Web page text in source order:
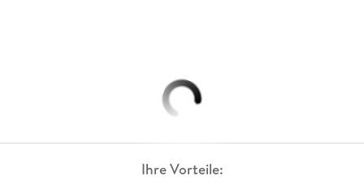
Ihre Vorteile: